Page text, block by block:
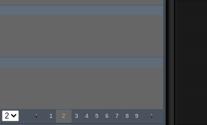
1 2 3 4 5 6 7 8 9